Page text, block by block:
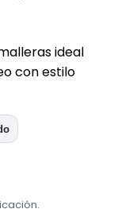
ideal
con estilo